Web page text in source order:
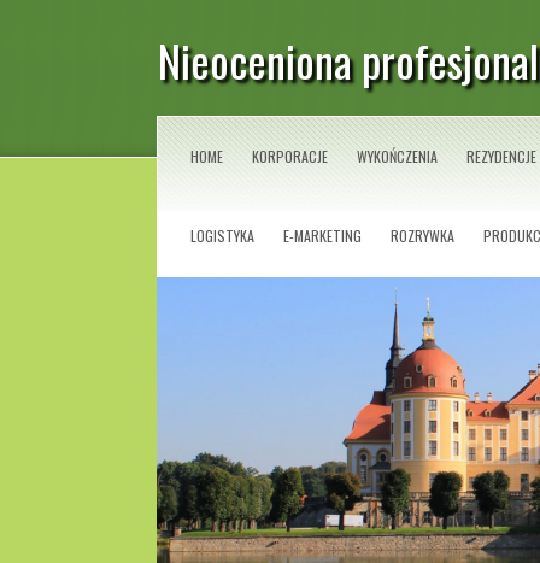
Nieoceniona
HOME KORPORACJE WYKOŃCZENIA REZYDENCJE
LOGISTYKA E-MARKETING ROZRYWKA